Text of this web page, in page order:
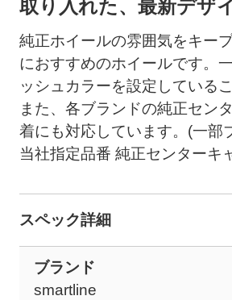
取り入れた、最新デザ
純正ホイールの雰囲気をキー
におすすめのホイールです。
ッシュカラーを設定している
また、各ブランドの純正セン
着にも対応しています。(一部
当社指定品番 純正センターキ
スペック詳細
ブランド
smartline